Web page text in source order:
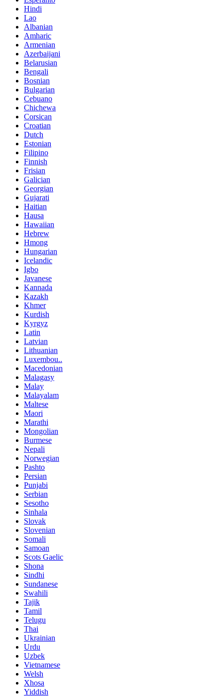
Hindi
Lao
Albanian
Amharic
Armenian
Azerbaijani
Belarusian
Bengali
Bosnian
Bulgarian
Cebuano
Chichewa
Corsican
Croatian
Dutch
Estonian
Filipino
Finnish
Frisian
Galician
Georgian
Gujarati
Haitian
Hausa
Hawaiian
Hebrew
Hmong
Hungarian
Icelandic
Igbo
Javanese
Kannada
Kazakh
Khmer
Kurdish
Kyrgyz
Latin
Latvian
Lithuanian
Luxembou..
Macedonian
Malagasy
Malay
Malayalam
Maltese
Maori
Marathi
Mongolian
Burmese
Nepali
Norwegian
Pashto
Persian
Punjabi
Serbian
Sesotho
Sinhala
Slovak
Slovenian
Somali
Samoan
Scots Gaelic
Shona
Sindhi
Sundanese
Swahili
Tajik
Tamil
Telugu
Thai
Ukrainian
Urdu
Uzbek
Vietnamese
Welsh
Xhosa
Yiddish